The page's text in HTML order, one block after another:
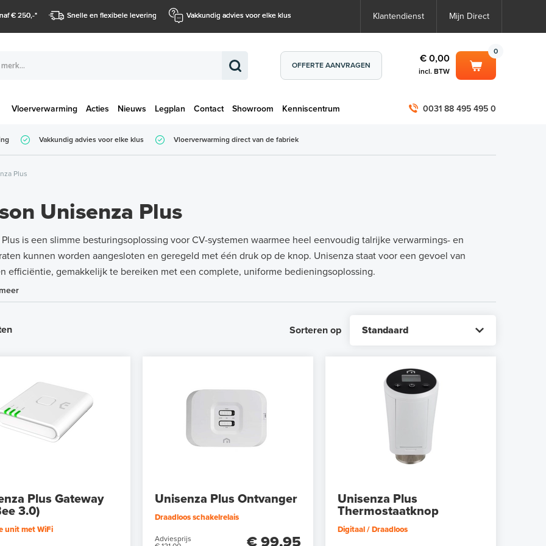
€ 250,-* Snelle en flexibele levering Vakkundig advies voor elke klus Klantendienst Mijn Direct
OFFERTE AANVRAGEN
0
€ 0,00
incl. BTW
Vloerverwarming Acties Nieuws Legplan Contact Showroom Kenniscentrum
€ 0,00 0031 88 495 495 0
Vakkundig advies voor elke klus Vloerverwarming direct van de fabriek
Plus
Unisenza Plus
is een slimme besturingsoplossing voor CV-systemen waarmee heel eenvoudig talrijke verwarmings- en
kunnen worden aangesloten en geregeld met één druk op de knop. Unisenza staat voor een gevoel van
efficiëntie, gemakkelijk te bereiken met een complete, uniforme bedieningsoplossing.
Sorteren op
Plus Gateway
3.0)
unit met WiFi
Unisenza Plus Ontvanger
Draadloos schakelrelais
Adviesprijs
€ 99,95
Unisenza Plus
Thermostaatknop
Digitaal / Draadloos